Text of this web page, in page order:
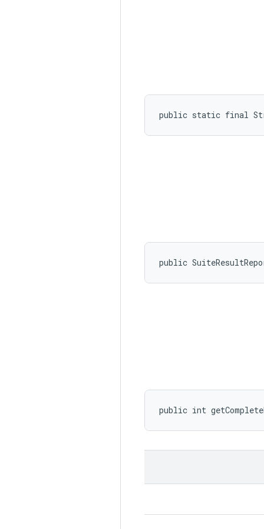
public static final String
public
public int